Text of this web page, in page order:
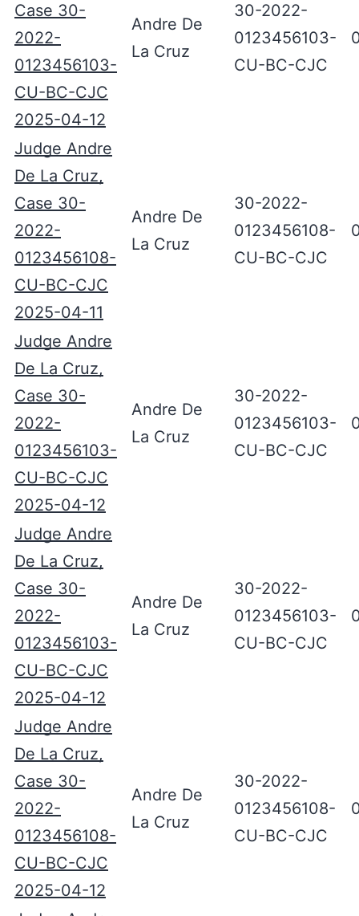
Case 30-
2022-
0123456103-
CU-BC-CJC
2025-04-12
Andre De
La Cruz
30-2022-
0123456103-
CU-BC-CJC
Judge Andre
De La Cruz,
Case 30-
2022-
0123456108-
CU-BC-CJC
2025-04-11
Andre De
La Cruz
30-2022-
0123456108-
CU-BC-CJC
Judge Andre
De La Cruz,
Case 30-
2022-
0123456103-
CU-BC-CJC
2025-04-12
Andre De
La Cruz
30-2022-
0123456103-
CU-BC-CJC
Judge Andre
De La Cruz,
Case 30-
2022-
0123456103-
CU-BC-CJC
2025-04-12
Andre De
La Cruz
30-2022-
0123456103-
CU-BC-CJC
Judge Andre
De La Cruz,
Case 30-
2022-
0123456108-
CU-BC-CJC
2025-04-12
Andre De
La Cruz
30-2022-
0123456108-
CU-BC-CJC